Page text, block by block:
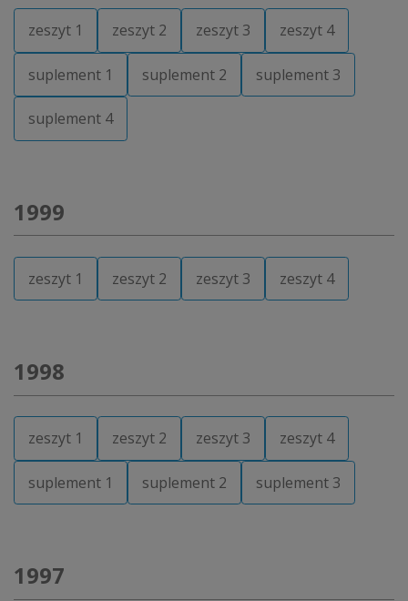
zeszyt 1 zeszyt 2 zeszyt 3 zeszyt 4
suplement 1 suplement 2 suplement 3
suplement 4
1999
zeszyt 1 zeszyt 2 zeszyt 3 zeszyt 4
1998
zeszyt 1 zeszyt 2 zeszyt 3 zeszyt 4
suplement 1 suplement 2 suplement 3
1997